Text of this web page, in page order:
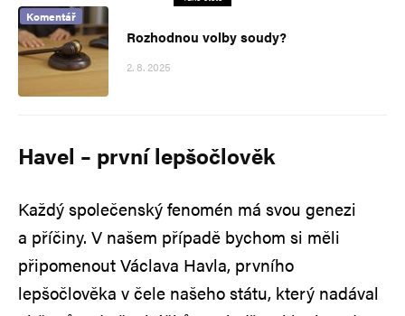
Komentář
Rozhodnou volby soudy?
2. 8. 2025
Havel – první lepšočlověk
Každý společenský fenomén má svou genezi
a příčiny. V našem případě bychom si měli
připomenout Václava Havla, prvního
lepšočlověka v čele našeho státu, který nadával